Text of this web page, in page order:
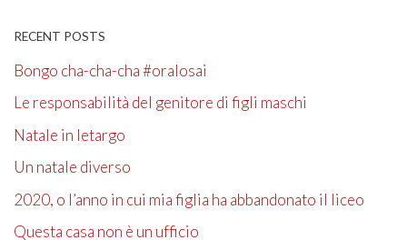
RECENT POSTS
Bongo cha-cha-cha #oralosai
Le responsabilità del genitore di figli maschi
Natale in letargo
Un natale diverso
2020, o l’anno in cui mia figlia ha abbandonato il liceo
Questa casa non è un ufficio